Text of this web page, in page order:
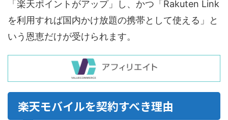
「楽天ポイントがアップ」し、かつ「Rakuten Link
を利用すれば国内かけ放題の携帯として使える」と
いう恩恵だけが受けられます。
楽天モバイルを契約すべき理由